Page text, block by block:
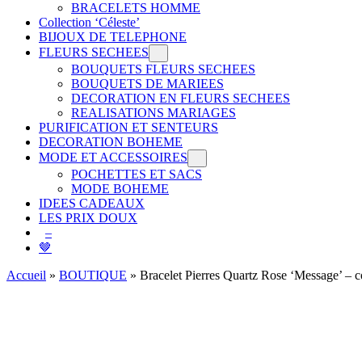
BRACELETS HOMME
Collection ‘Céleste’
BIJOUX DE TELEPHONE
FLEURS SECHEES
BOUQUETS FLEURS SECHEES
BOUQUETS DE MARIEES
DECORATION EN FLEURS SECHEES
REALISATIONS MARIAGES
PURIFICATION ET SENTEURS
DECORATION BOHEME
MODE ET ACCESSOIRES
POCHETTES ET SACS
MODE BOHEME
IDEES CADEAUX
LES PRIX DOUX
–
🤎
Accueil » BOUTIQUE » Bracelet Pierres Quartz Rose ‘Message’ –